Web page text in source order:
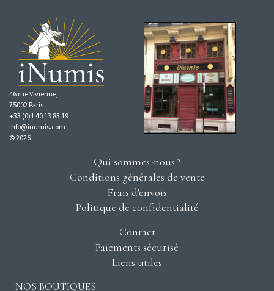
46 rue Vivienne,
75002 Paris
+33 (0)1 40 13 83 19
info@inumis.com
© 2026
Qui sommes-nous ?
Conditions générales de vente
Frais d'envois
Politique de confidentialité
Contact
Paiements sécurisé
Liens utiles
NOS BOUTIQUES